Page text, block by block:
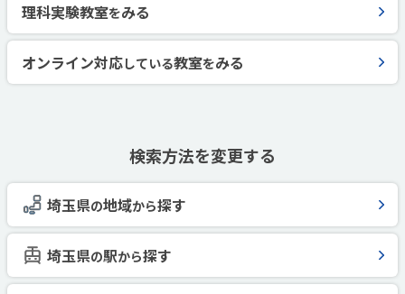
理科実験教室をみる
オンライン対応している教室をみる
検索方法を変更する
埼玉県の地域から探す
埼玉県の駅から探す